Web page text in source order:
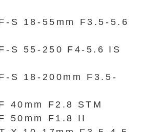
S 18-55mm F3.5-5.6
S 55-250 F4-5.6 IS
S 18-200mm F3.5-
40mm F2.8
STM
50mm F1.8
II